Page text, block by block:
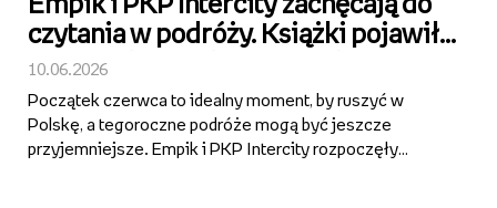
Empik i PKP Intercity zachęcają do
czytania w podróży. Książki pojawiły
się w wybranych pociągach
10.06.2026
Początek czerwca to idealny moment, by ruszyć w
Polskę, a tegoroczne podróże mogą być jeszcze
przyjemniejsze. Empik i PKP Intercity rozpoczęły